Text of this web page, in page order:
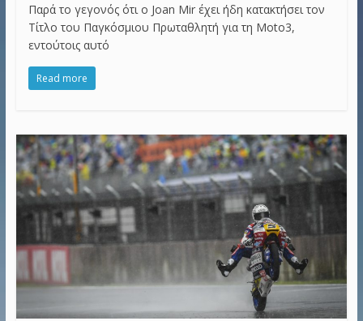
Παρά το γεγονός ότι ο Joan Mir έχει ήδη κατακτήσει τον
Τίτλο του Παγκόσμιου Πρωταθλητή για τη Moto3,
εντούτοις αυτό
Read more